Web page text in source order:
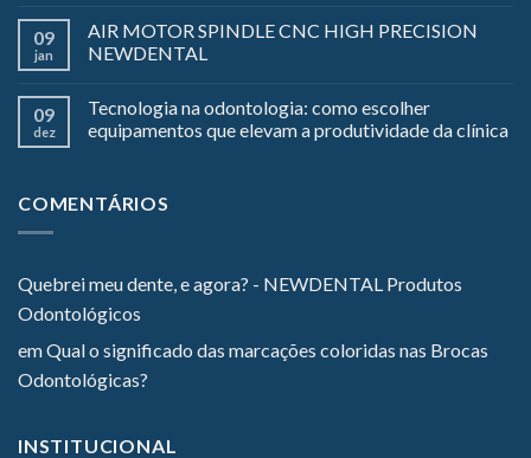
09
jan
AIR MOTOR SPINDLE CNC HIGH PRECISION
NEWDENTAL
09
dez
Tecnologia na odontologia: como escolher
equipamentos que elevam a produtividade da clínica
COMENTÁRIOS
Quebrei meu dente, e agora? - NEWDENTAL Produtos
Odontológicos
emQual o significado das marcações coloridas nas Brocas
Odontológicas?
INSTITUCIONAL